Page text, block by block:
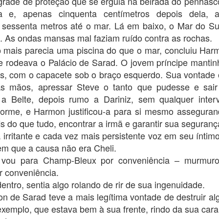
e, apenas cinquenta centímetros depois dela,
metros até o mar. Lá em baixo, o Mar do
As ondas mansas mal faziam ruído contra as rochas.
mais parecia uma piscina do que o mar, concluiu
rodeava o Palácio de Sarad. O jovem príncipe
com o capacete sob o braço esquerdo. Sua
mãos, apressar Steve o tanto que pudesse e
Belte, depois rumo a Dariniz, sem qualquer
e Harmon justificou-a para si mesmo
do que tudo, encontrar a irmã e garantir sua
irritante e cada vez mais persistente voz em seu
que a causa não era Cheli.
para Champ-Bleux por conveniência –
conveniência.
sentia algo rolando de rir de sua ingenuidade.
de Sarad teve a mais legítima vontade de destruir
que estava bem à sua frente, rindo da sua
MAY
31
PRESENTE FINAL
Bom, pessoal,
Consequências está lá
Amazon, lindinho e prontinho!
Este é o link.
Como sugestão, acho que seria
interessante começarem por
aquela velha recomendação, o
começo. A leitura engrena melhor.
Para a turma da curiosidade
desenfreada, o PRESENTE
NÚMERO 17 é o final do capítulo
13. Como são 44 capítulos no
total, ainda há uma boa leitura à
frente.
25
PRESENTE NÚMERO
17
Oi, gente. O livro fica pronto nesta
semana. Aviso vocês quando
estiver disponível!
A 1-5-0 SAIU DO GINÁSIO junta,
conversando e comentando a
estreia inesquecível em Educação
Física. Kate enganchou no braço
de Ali e convidou-o para um
passeio pelo centro comercial
antes do jantar, como tinha feito
com Joe. Ele olhou para Peggy,
– Não se preocupe comigo, vou
Astrociências.
11
PRESENTE NÚMERO 15
Bom, gente, ainda não foi nessa semana... Espero finalizar tudo
em poucos dias, e Consequências estará na Amazon.
LADO DE FORA, a expectativa era grande e os comentários eram
que nem Françoise conseguia ouvir o que eles estavam dizendo
cozinha.
fundo e não se atrevam a começar um show – avisou Pam
irmãos. – Kate e Joe passaram um dia inteiro em função disso e
teve um só nariz torcido! Por que ela pode e Peggy não? Estou de
em uma semana.
PRESENTE NÚMERO 14
Boa noite, tripulação!